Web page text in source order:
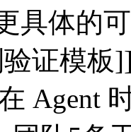
具体的
证模板
Agent